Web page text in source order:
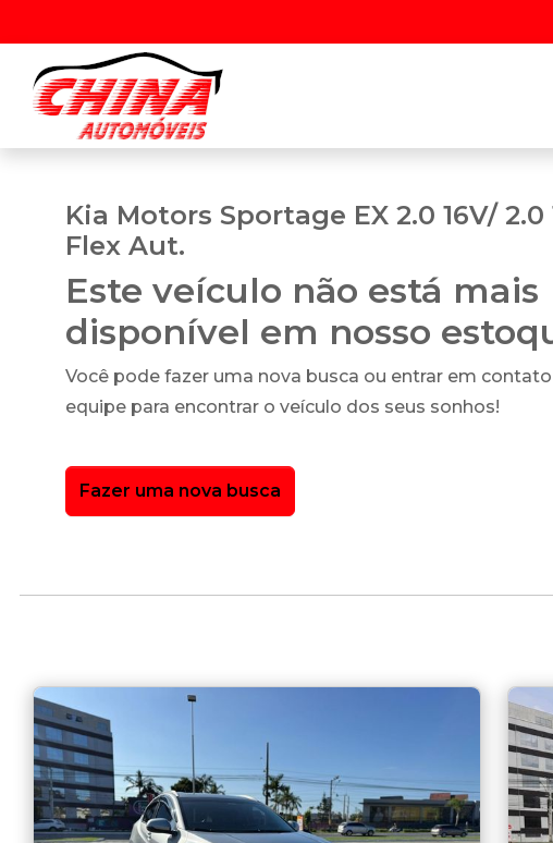
Kia Motors Sportage EX 2.0 16V/ 2.0
Flex Aut.
Este veículo não está mais
disponível em nosso
Você pode fazer uma nova busca ou entrar em
equipe para encontrar o veículo dos seus sonhos!
Fazer uma nova busca